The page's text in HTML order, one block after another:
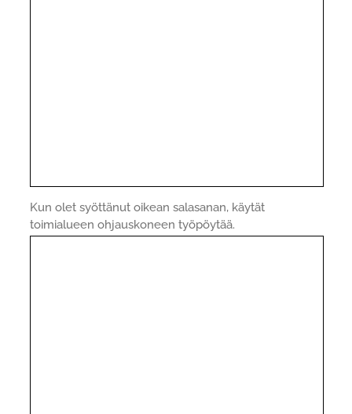
Kun olet syöttänut oikean salasanan, käytät
toimialueen ohjauskoneen työpöytää.